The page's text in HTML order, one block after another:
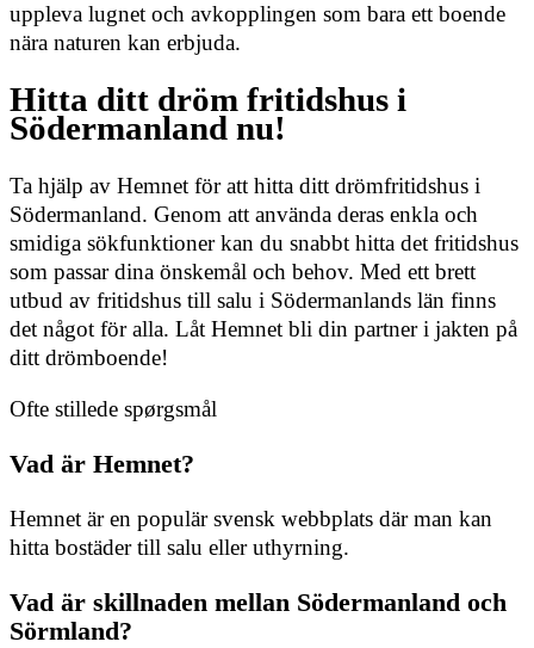
uppleva lugnet och avkopplingen som bara ett boende
nära naturen kan erbjuda.
Hitta ditt dröm fritidshus i
Södermanland nu!
Ta hjälp av Hemnet för att hitta ditt drömfritidshus i
Södermanland. Genom att använda deras enkla och
smidiga sökfunktioner kan du snabbt hitta det fritidshus
som passar dina önskemål och behov. Med ett brett
utbud av fritidshus till salu i Södermanlands län finns
det något för alla. Låt Hemnet bli din partner i jakten på
ditt drömboende!
Ofte stillede spørgsmål
Vad är Hemnet?
Hemnet är en populär svensk webbplats där man kan
hitta bostäder till salu eller uthyrning.
Vad är skillnaden mellan Södermanland och
Sörmland?